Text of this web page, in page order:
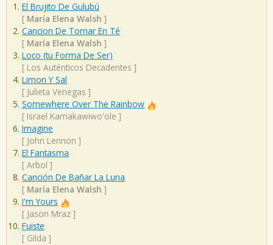
El Brujito De Gulubú
[ María Elena Walsh ]
Cancion De Tomar En Té
[ María Elena Walsh ]
Loco (tu Forma De Ser)
[ Los Auténticos Decadentes ]
Limon Y Sal
[ Julieta Venegas ]
Somewhere Over The Rainbow
[ Israel Kamakawiwo'ole ]
Imagine
[ John Lennon ]
El Fantasma
[ Arbol ]
Canción De Bañar La Luna
[ María Elena Walsh ]
I'm Yours
[ Jason Mraz ]
Fuiste
[ Gilda ]